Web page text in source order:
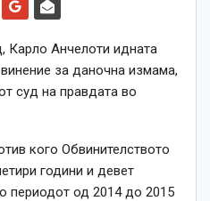
Карло Анчелоти идната
за даночна измама,
суд на правдата во
кого Обвинителството
години и девет
периодот од 2014 до 2015